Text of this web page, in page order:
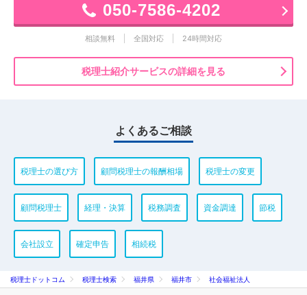
050-7586-4202
相談無料 全国対応 24時間対応
税理士紹介サービスの詳細を見る
よくあるご相談
税理士の選び方 顧問税理士の報酬相場 税理士の変更
顧問税理士 経理・決算 税務調査 資金調達 節税
会社設立 確定申告 相続税
税理士ドットコム 税理士検索 福井県 福井市 社会福祉法人